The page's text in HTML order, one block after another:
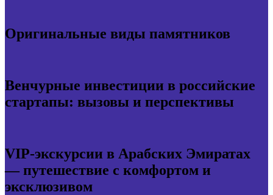
Оригинальные виды памятников
Венчурные инвестиции в российские
стартапы: вызовы и перспективы
VIP-экскурсии в Арабских Эмиратах
— путешествие с комфортом и
эксклюзивом